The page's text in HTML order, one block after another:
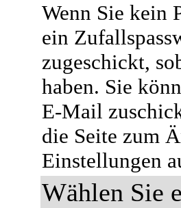
Wenn Sie kein
ein
zugeschickt,
haben. Sie
E-Mail
die Seite zum
Einstellungen
Wählen Sie